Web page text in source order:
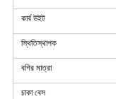
কার্ব উইট
স্থিতিস্থাপক
বগির মাত্রা
চাকা বেস